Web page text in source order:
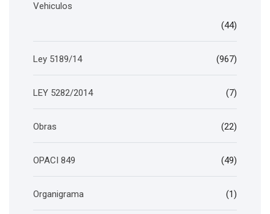
Vehiculos
(44)
Ley 5189/14 (967)
LEY 5282/2014 (7)
Obras (22)
OPACI 849 (49)
Organigrama (1)